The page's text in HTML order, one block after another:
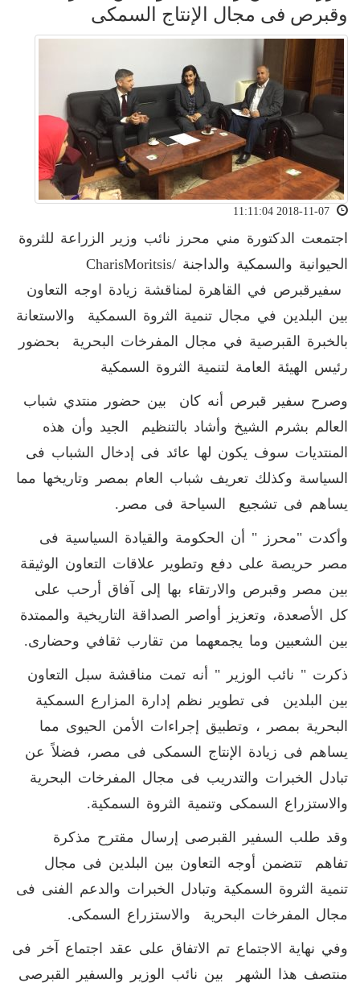
وقبرص فى مجال الإنتاج السمكى
اجتمعت الدكتورة مني محرز نائب وزير الزراعة للثروة
سفيرقبرص في القاهرة لمناقشة زيادة اوجه التعاون
بين البلدين في مجال تنمية الثروة السمكية والاستعانة
بالخبرة القبرصية في مجال المفرخات البحرية بحضور
رئيس الهيئة العامة لتنمية الثروة السمكية
وصرح سفير قبرص أنه كان بين حضور منتدي شباب
العالم بشرم الشيخ وأشاد بالتنظيم الجيد وأن هذه
المنتديات سوف يكون لها عائد فى إدخال الشباب فى
السياسة وكذلك تعريف شباب العام بمصر وتاريخها مما
يساهم فى تشجيع السياحة فى مصر.
وأكدت "محرز " أن الحكومة والقيادة السياسية فى
مصر حريصة على دفع وتطوير علاقات التعاون الوثيقة
بين مصر وقبرص والارتقاء بها إلى آفاق أرحب على
كل الأصعدة، وتعزيز أواصر الصداقة التاريخية والممتدة
بين الشعبين وما يجمعهما من تقارب ثقافي وحضارى.
ذكرت " نائب الوزير " أنه تمت مناقشة سبل التعاون
بين البلدين فى تطوير نظم إدارة المزارع السمكية
البحرية بمصر ، وتطبيق إجراءات الأمن الحيوى مما
يساهم فى زيادة الإنتاج السمكى فى مصر، فضلاً عن
تبادل الخبرات والتدريب فى مجال المفرخات البحرية
والاستزراع السمكى وتنمية الثروة السمكية.
وقد طلب السفير القبرصى إرسال مقترح مذكرة
تفاهم تتضمن أوجه التعاون بين البلدين فى مجال
تنمية الثروة السمكية وتبادل الخبرات والدعم الفنى فى
مجال المفرخات البحرية والاستزراع السمكى.
وفي نهاية الاجتماع تم الاتفاق على عقد اجتماع آخر فى
منتصف هذا الشهر بين نائب الوزير والسفير القبرصى